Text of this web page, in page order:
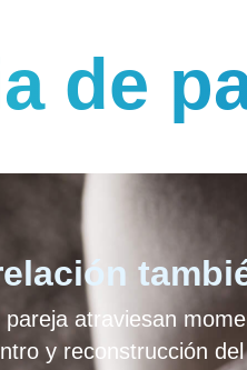
de
atraviesan
y reconstrucción